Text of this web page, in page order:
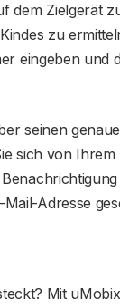
dem Zielgerät
zu
eingeben und
seinen
sich von Ihrem
Adresse
Mit